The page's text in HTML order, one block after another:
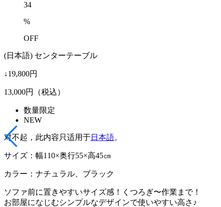
34
%
OFF
(日本語) センターテーブル
↓19,800円
13,000円（税込）
数量限定
NEW
对不起，此内容只适用于日本語。
サイズ：幅110×奥行55×高45㎝
カラー：ナチュラル、ブラック
ソファ前に置きやすいサイズ感！くつろぎ〜作業まで！
お部屋になじむシンプルなデザインで使いやすい高さ♪